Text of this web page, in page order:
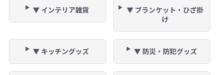
▼ インテリア雑貨
▼ ブランケット・ひざ掛
け
▼ キッチングッズ ▼ 防災・防犯グッズ